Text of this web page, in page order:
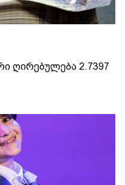
ღირებულება 2.7397